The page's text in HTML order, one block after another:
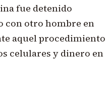
fue detenido
con otro hombre en
aquel procedimiento
celulares y dinero en